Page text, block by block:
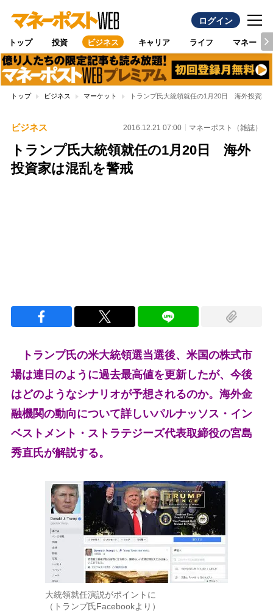
ログイン
トップ 投資 ビジネス キャリア ライフ マネー
トップ ビジネス マーケット トランプ氏大統領就任の1月20日 海外投資家
ビジネス 2016.12.21 07:00 マネーポスト（雑誌）
トランプ氏大統領就任の1月20日 海外
投資家は混乱を警戒
トランプ氏の米大統領選当選後、米国の株式市
場は連日のように過去最高値を更新したが、今後
はどのようなシナリオが予想されるのか。海外金
融機関の動向について詳しいパルナッソス・イン
ベストメント・ストラテジーズ代表取締役の宮島
秀直氏が解説する。
大統領就任演説がポイントに
（トランプ氏Facebookより）